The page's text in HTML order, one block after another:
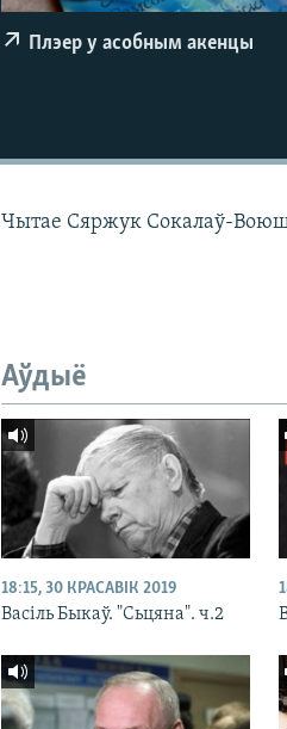
Плэер у асобным акенцы
Чытае Сяржук Сокалаў-Воюш.
Аўдыё
18:15, 30 КРАСАВІК 2019
Васіль Быкаў. "Сьцяна". ч.2